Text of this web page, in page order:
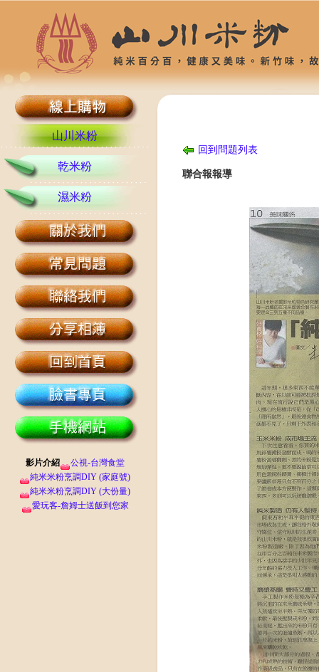
山川米粉
乾米粉
濕米粉
影片介紹
公視-台灣食堂
純米米粉烹調DIY (家庭號)
純米米粉烹調DIY (大份量)
愛玩客-詹姆士送飯到您家
回到問題列表
聯合報報導